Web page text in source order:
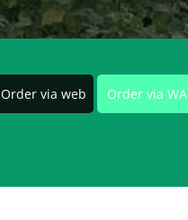
Order via web Order via WA